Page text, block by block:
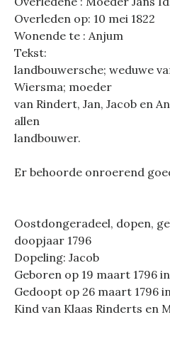
Overleden op: 10 mei 1822
Wonende te : Anjum
Tekst:
landbouwersche; weduwe
Wiersma; moeder
van Rindert, Jan, Jacob en
allen
landbouwer.
Er behoorde onroerend
Oostdongeradeel, dopen,
doopjaar 1796
Dopeling: Jacob
Geboren op 19 maart 1796
Gedoopt op 26 maart 1796
Kind van Klaas Rinderts en